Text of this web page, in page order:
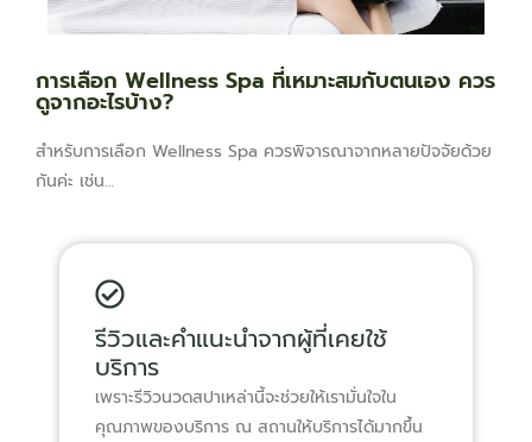
การเลือก Wellness Spa ที่เหมาะสมกับตนเอง ควร
ดูจากอะไรบ้าง?
สำหรับการเลือก Wellness Spa ควรพิจารณาจากหลายปัจจัยด้วย
กันค่ะ เช่น…
รีวิวและคำแนะนำจากผู้ที่เคยใช้
บริการ
เพราะรีวิวนวดสปาเหล่านี้จะช่วยให้เรามั่นใจใน
คุณภาพของบริการ ณ สถานให้บริการได้มากขึ้น